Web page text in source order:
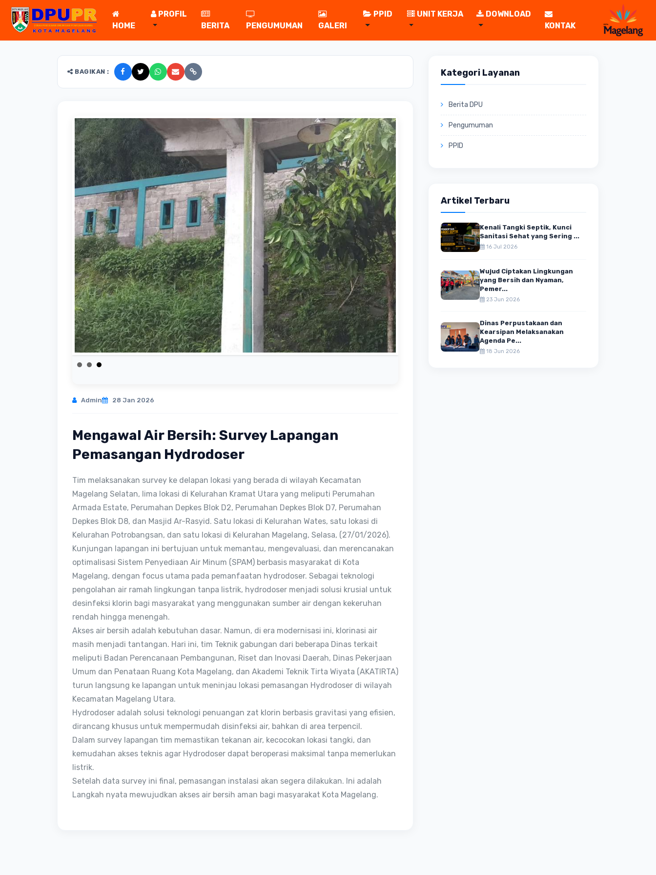
HOME
PROFIL
BERITA
PENGUMUMAN GALERI
PPID UNIT KERJA
DOWNLOAD
KONTAK
BAGIKAN :
Admin 28 Jan 2026
Mengawal Air Bersih: Survey Lapangan
Pemasangan Hydrodoser
Tim melaksanakan survey ke delapan lokasi yang berada di wilayah Kecamatan
Magelang Selatan, lima lokasi di Kelurahan Kramat Utara yang meliputi Perumahan
Armada Estate, Perumahan Depkes Blok D2, Perumahan Depkes Blok D7, Perumahan
Depkes Blok D8, dan Masjid Ar-Rasyid. Satu lokasi di Kelurahan Wates, satu lokasi di
Kelurahan Potrobangsan, dan satu lokasi di Kelurahan Magelang, Selasa, (27/01/2026).
Kunjungan lapangan ini bertujuan untuk memantau, mengevaluasi, dan merencanakan
optimalisasi Sistem Penyediaan Air Minum (SPAM) berbasis masyarakat di Kota
Magelang, dengan focus utama pada pemanfaatan hydrodoser. Sebagai teknologi
pengolahan air ramah lingkungan tanpa listrik, hydrodoser menjadi solusi krusial untuk
desinfeksi klorin bagi masyarakat yang menggunakan sumber air dengan kekeruhan
rendah hingga menengah.
Akses air bersih adalah kebutuhan dasar. Namun, di era modernisasi ini, klorinasi air
masih menjadi tantangan. Hari ini, tim Teknik gabungan dari beberapa Dinas terkait
meliputi Badan Perencanaan Pembangunan, Riset dan Inovasi Daerah, Dinas Pekerjaan
Umum dan Penataan Ruang Kota Magelang, dan Akademi Teknik Tirta Wiyata (AKATIRTA)
turun langsung ke lapangan untuk meninjau lokasi pemasangan Hydrodoser di wilayah
Kecamatan Magelang Utara.
Hydrodoser adalah solusi teknologi penuangan zat klorin berbasis gravitasi yang efisien,
dirancang khusus untuk mempermudah disinfeksi air, bahkan di area terpencil.
Dalam survey lapangan tim memastikan tekanan air, kecocokan lokasi tangki, dan
kemudahan akses teknis agar Hydrodoser dapat beroperasi maksimal tanpa memerlukan
listrik.
Setelah data survey ini final, pemasangan instalasi akan segera dilakukan. Ini adalah
Langkah nyata mewujudkan akses air bersih aman bagi masyarakat Kota Magelang.
Kategori Layanan
Berita DPU
Pengumuman
PPID
Artikel Terbaru
Kenali Tangki Septik, Kunci
Sanitasi Sehat yang Sering ...
16 Jul 2026
Wujud Ciptakan Lingkungan
yang Bersih dan Nyaman,
Pemer...
23 Jun 2026
Dinas Perpustakaan dan
Kearsipan Melaksanakan
Agenda Pe...
18 Jun 2026